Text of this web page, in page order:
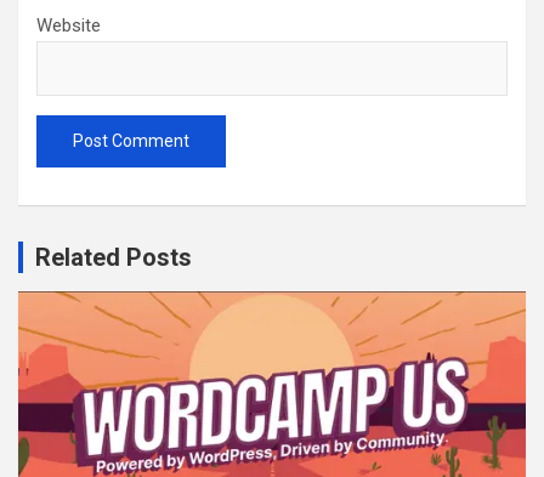
Website
Related Posts